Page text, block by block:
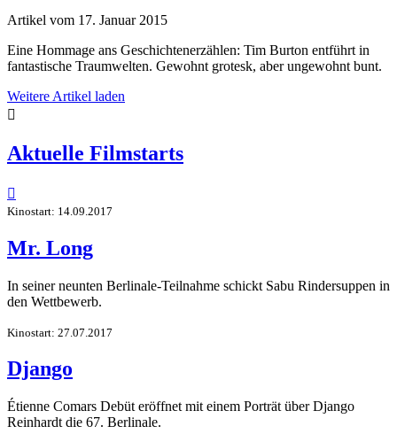
Artikel vom 17. Januar 2015
Eine Hommage ans Geschichtenerzählen: Tim Burton entführt in
fantastische Traumwelten. Gewohnt grotesk, aber ungewohnt bunt.
Weitere Artikel laden

Aktuelle Filmstarts

Kinostart: 14.09.2017
Mr. Long
In seiner neunten Berlinale-Teilnahme schickt Sabu Rindersuppen in
den Wettbewerb.
Kinostart: 27.07.2017
Django
Étienne Comars Debüt eröffnet mit einem Porträt über Django
Reinhardt die 67. Berlinale.